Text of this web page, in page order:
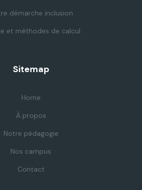
démarche inclusion
et méthodes de calcul
Sitemap
Home
À propos
Notre pédagogie
Nos campus
Contact